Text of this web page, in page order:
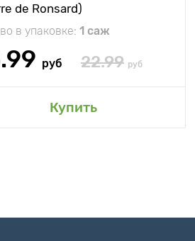
de Ronsard)
в упаковке: 1 саж
руб 22.99 руб
Купить